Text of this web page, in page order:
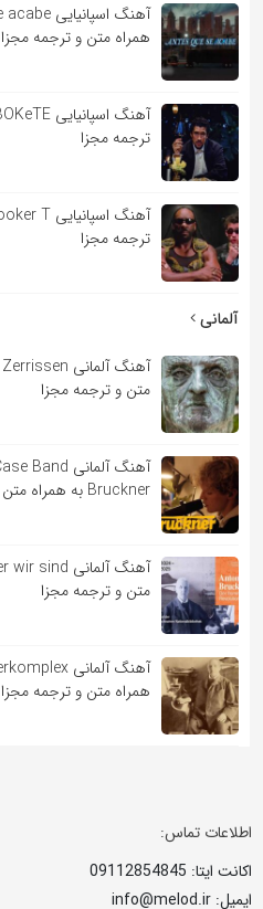
همراه متن و ترجمه مجزا
ترجمه مجزا
ترجمه مجزا
آلمانی
متن و ترجمه مجزا
Bruckner به همراه متن و ترجمه مجزا
متن و ترجمه مجزا
همراه متن و ترجمه مجزا
اطلاعات تماس:
اکانت ایتا: 09112854845
ایمیل: info@melod.ir